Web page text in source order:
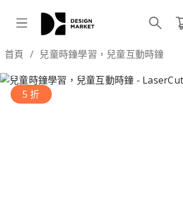
首頁 兒童時鐘學習，兒童互動時鐘
5 折